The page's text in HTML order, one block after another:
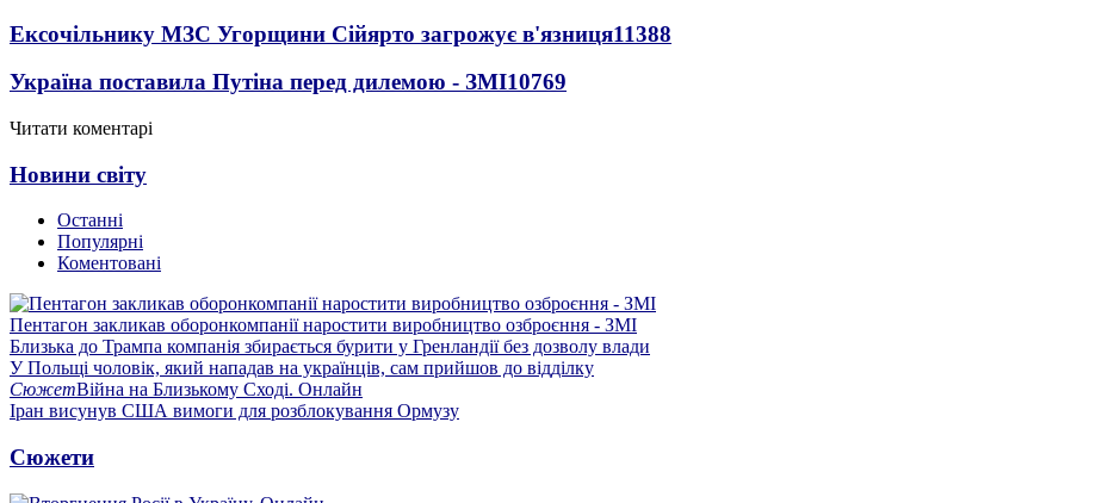
Ексочільнику МЗС Угорщини Сійярто загрожує в'язниця11388
Україна поставила Путіна перед дилемою - ЗМІ10769
Читати коментарі
Новини світу
Останні
Популярні
Коментовані
Пентагон закликав оборонкомпанії наростити виробництво озброєння - ЗМІ
Близька до Трампа компанія збирається бурити у Гренландії без дозволу влади
У Польщі чоловік, який нападав на українців, сам прийшов до відділку
СюжетВійна на Близькому Сході. Онлайн
Іран висунув США вимоги для розблокування Ормузу
Сюжети